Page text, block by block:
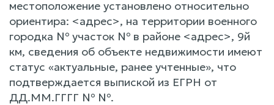
местоположение установлено относительно
ориентира: <адрес>, на территории военного
городка № участок № в районе <адрес>, 9й
км, сведения об объекте недвижимости имеют
статус «актуальные, ранее учтенные», что
подтверждается выпиской из ЕГРН от
ДД.ММ.ГГГГ № №.